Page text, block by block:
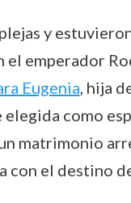
y
emperador
Eugenia, hija
como
matrimonio
con el destino